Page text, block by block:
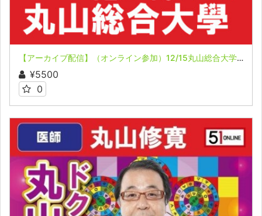
【アーカイブ配信】（オンライン参加）12/15丸山総合大学～ループ＆電磁波、膜空間クスリエ、カバラをマスターしよう！
¥5500
0